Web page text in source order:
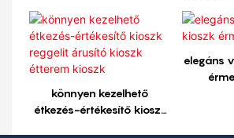
könnyen kezelhető
étkezés-értékesítő kioszk
elegáns